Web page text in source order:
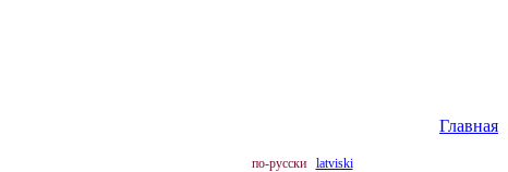
Главная
по-русски latviski